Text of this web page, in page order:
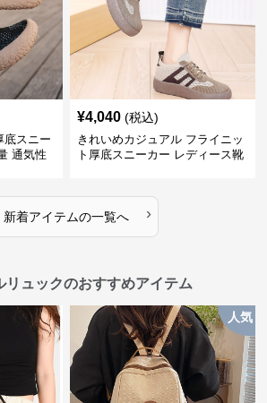
底スニー
通気性
¥4,040 (税込)
きれいめカジュアル フライニッ
ト厚底スニーカー レディース靴
ズ
新着アイテムの一覧へ ›
リュックのおすすめアイテム
人気